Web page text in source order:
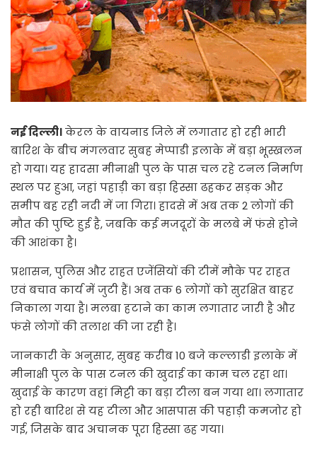
नई दिल्ली।केरल के वायनाड जिले में लगातार हो रही भारी
बारिश के बीच मंगलवार सुबह मेप्पाडी इलाके में बड़ा भूस्खलन
हो गया। यह हादसा मीनाक्षी पुल के पास चल रहे टनल निर्माण
स्थल पर हुआ, जहां पहाड़ी का बड़ा हिस्सा ढहकर सड़क और
समीप बह रही नदी में जा गिरा। हादसे में अब तक 2 लोगों की
मौत की पुष्टि हुई है, जबकि कई मजदूरों के मलबे में फंसे होने
की आशंका है।
प्रशासन, पुलिस और राहत एजेंसियों की टीमें मौके पर राहत
एवं बचाव कार्य में जुटी हैं। अब तक 6 लोगों को सुरक्षित बाहर
निकाला गया है। मलबा हटाने का काम लगातार जारी है और
फंसे लोगों की तलाश की जा रही है।
जानकारी के अनुसार, सुबह करीब 10 बजे कल्लाडी इलाके में
मीनाक्षी पुल के पास टनल की खुदाई का काम चल रहा था।
खुदाई के कारण वहां मिट्टी का बड़ा टीला बन गया था। लगातार
हो रही बारिश से यह टीला और आसपास की पहाड़ी कमजोर हो
गई, जिसके बाद अचानक पूरा हिस्सा ढह गया।